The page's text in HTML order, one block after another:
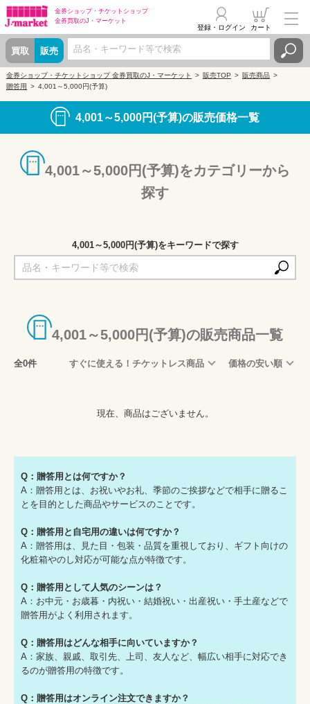
金券ショップ・ チケットショップ
金券買取のJ・マーケット
買取 販売
登録・ログイン カート
金券ショップ・チケットショップ 金券買取のJ・マーケット 販売TOP
販売商品
贈答用
4,001～5,000円(予算)
4,001～5,000円(予算)の販売価格一覧
4,001～5,000円(予算)をカテゴリーから
探す
4,001～5,000円(予算)をキーワードで探す
4,001～5,000円(予算)の販売商品一覧
全0件 すぐに使える！チケットレス商品 価格の安い順
現在、商品はございません。
Q：贈答用とは何ですか？
A：贈答用とは、お祝いやお礼、季節のご挨拶などで相手に贈るこ
とを目的とした商品やサービスのことです。
Q：贈答用と自宅用の違いは何ですか？
A：贈答用は、見た目・包装・品質を重視しており、ギフト向けの
化粧箱やのし対応が可能な点が特徴です。
Q：贈答用として人気のシーンは？
A：お中元・お歳暮・内祝い・結婚祝い・出産祝い・手土産などで
贈答用がよく利用されます。
Q：贈答用はどんな相手に向いていますか？
A：家族、親戚、取引先、上司、友人など、幅広い相手に対応でき
るのが贈答用の特徴です。
Q：贈答用はオンライン注文できますか？